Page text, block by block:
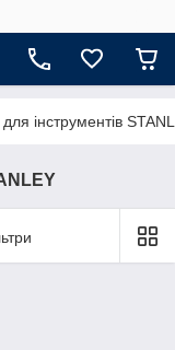
інструментів